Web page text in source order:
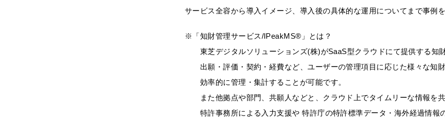
サービス全容から導入イメージ、導入後の具体的な運用についてまで事例
※「知財管理サービス/IPeakMS® 」とは？
東芝デジタルソリューションズ(株)がSaaS型クラウドにて提供する知
出願・評価・契約・経費など、ユーザーの管理項目に応じた様々な知
効率的に管理・集計することが可能です。
また他拠点や部門、共願人などと、クラウド上でタイムリーな情報を
特許事務所による入力支援や 特許庁の特許標準データ・海外経過情報